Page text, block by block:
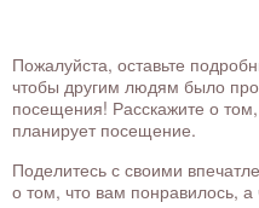
Пожалуйста, оставьте
чтобы другим людям было
посещения! Расскажите о том,
планирует посещение.
Поделитесь с своими
о том, что вам понравилось, а